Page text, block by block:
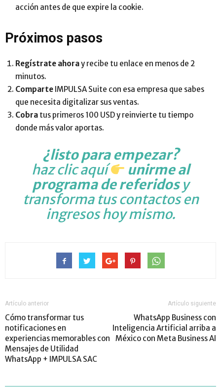
acción antes de que expire la cookie.
Próximos pasos
Regístrate ahoray recibe tu enlace en menos de 2
minutos.
Comparte IMPULSA Suite con esa empresa que sabes
que necesita digitalizar sus ventas.
Cobra tus primeros 100 USD y reinvierte tu tiempo
donde más valor aportas.
¿listo para empezar?
haz clic aquí
unirme al
programa de referidosy
transforma tus contactos en
ingresos hoy mismo.
Artículo anterior
Cómo transformar tus
notificaciones en
experiencias memorables con
Mensajes de Utilidad
WhatsApp + IMPULSA SAC
Artículo siguiente
WhatsApp Business con
Inteligencia Artificial arriba a
México con Meta Business AI